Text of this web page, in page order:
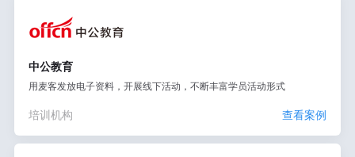
中公教育
用麦客发放电子资料，开展线下活动，不断丰富学员活动形式
培训机构 查看案例